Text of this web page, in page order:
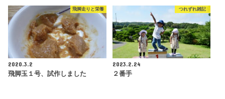
飛脚走りと栄養
2020.3.2
飛脚玉１号、試作しました
つれずれ雑記
2023.2.24
２番手